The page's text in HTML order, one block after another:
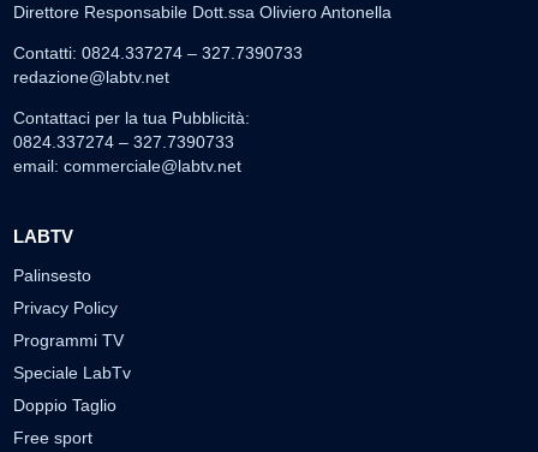
Direttore Responsabile Dott.ssa Oliviero Antonella
Contatti: 0824.337274 – 327.7390733
redazione@labtv.net
Contattaci per la tua Pubblicità:
0824.337274 – 327.7390733
email: commerciale@labtv.net
LABTV
Palinsesto
Privacy Policy
Programmi TV
Speciale LabTv
Doppio Taglio
Free sport